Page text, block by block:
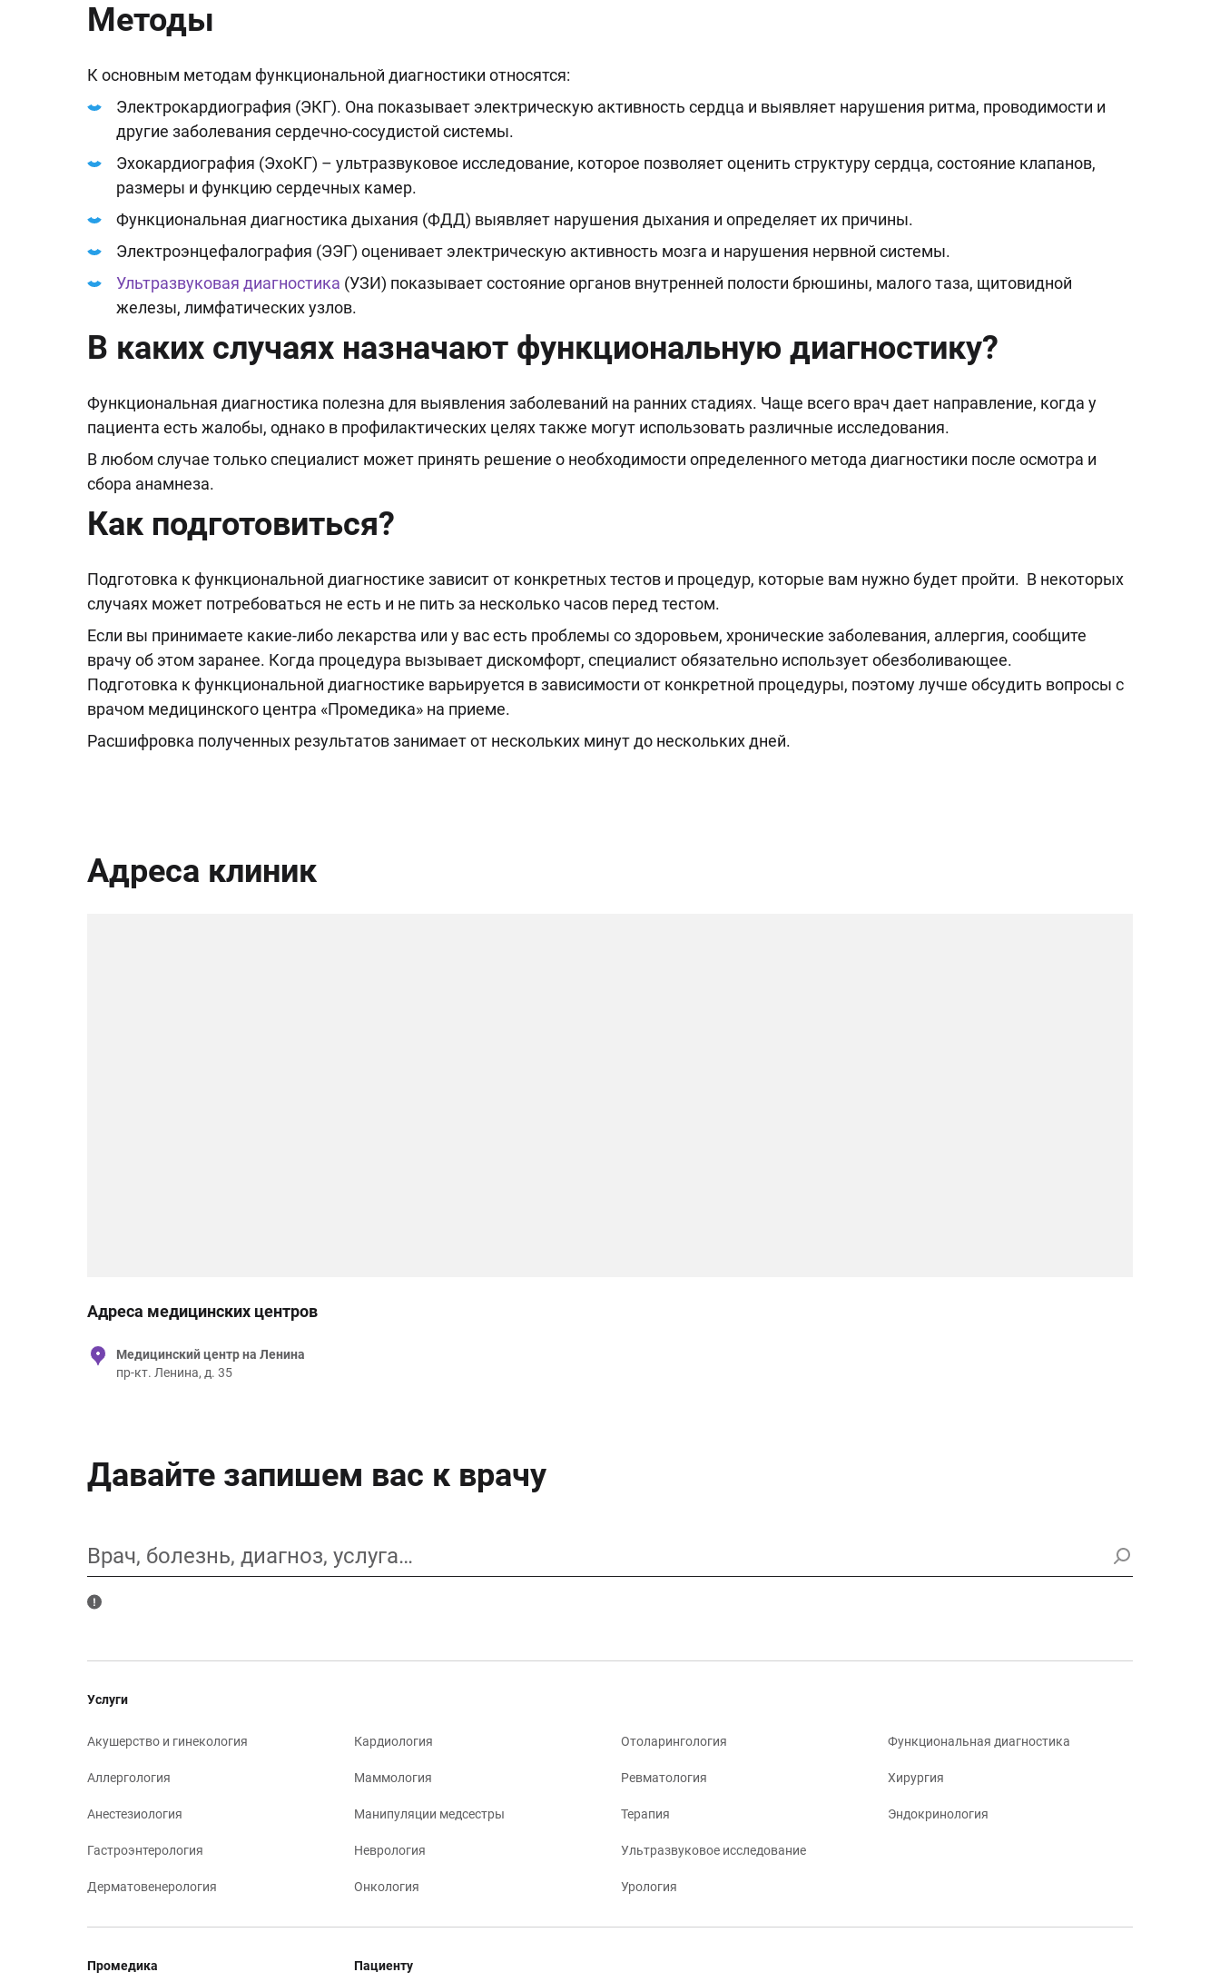
Методы
К основным методам функциональной диагностики относятся:
Электрокардиография (ЭКГ). Она показывает электрическую активность сердца и выявляет нарушения ритма, проводимости и
другие заболевания сердечно-сосудистой системы.
Эхокардиография (ЭхоКГ) – ультразвуковое исследование, которое позволяет оценить структуру сердца, состояние клапанов,
размеры и функцию сердечных камер.
Функциональная диагностика дыхания (ФДД) выявляет нарушения дыхания и определяет их причины.
Электроэнцефалография (ЭЭГ) оценивает электрическую активность мозга и нарушения нервной системы.
Ультразвуковая диагностика (УЗИ) показывает состояние органов внутренней полости брюшины, малого таза, щитовидной
железы, лимфатических узлов.
В каких случаях назначают функциональную диагностику?
Функциональная диагностика полезна для выявления заболеваний на ранних стадиях. Чаще всего врач дает направление, когда у
пациента есть жалобы, однако в профилактических целях также могут использовать различные исследования.
В любом случае только специалист может принять решение о необходимости определенного метода диагностики после осмотра и
сбора анамнеза.
Как подготовиться?
Подготовка к функциональной диагностике зависит от конкретных тестов и процедур, которые вам нужно будет пройти. В некоторых
случаях может потребоваться не есть и не пить за несколько часов перед тестом.
Если вы принимаете какие-либо лекарства или у вас есть проблемы со здоровьем, хронические заболевания, аллергия, сообщите
врачу об этом заранее. Когда процедура вызывает дискомфорт, специалист обязательно использует обезболивающее.
Подготовка к функциональной диагностике варьируется в зависимости от конкретной процедуры, поэтому лучше обсудить вопросы с
врачом медицинского центра «Промедика» на приеме.
Расшифровка полученных результатов занимает от нескольких минут до нескольких дней.
Адреса клиник
Адреса медицинских центров
Медицинский центр на Ленина
пр-кт. Ленина, д. 35
Давайте запишем вас к врачу
Врач, болезнь, диагноз, услуга…
Услуги
Акушерство и гинекология
Аллергология
Анестезиология
Гастроэнтерология
Дерматовенерология
Кардиология
Маммология
Манипуляции медсестры
Неврология
Онкология
Отоларингология
Ревматология
Терапия
Ультразвуковое исследование
Урология
Функциональная диагностика
Хирургия
Эндокринология
Промедика Пациенту